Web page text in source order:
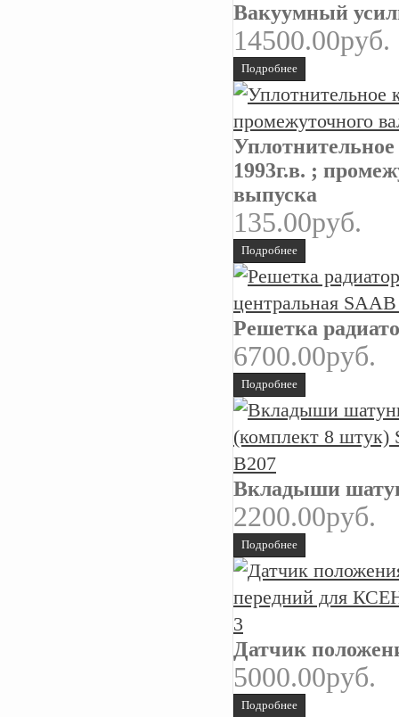
Вакуумный
14500.00руб.
Подробнее
1993г.в. ;
выпуска
135.00руб.
Подробнее
Решетка
6700.00руб.
Подробнее
Вкладыши
2200.00руб.
Подробнее
Датчик
5000.00руб.
Подробнее